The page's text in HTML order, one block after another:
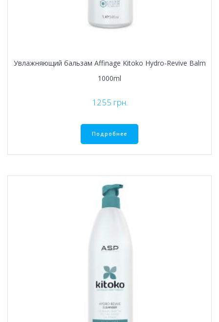
Увлажняющий бальзам Affinage Kitoko Hydro-Revive Balm
1000ml
1255 грн.
Подробнее